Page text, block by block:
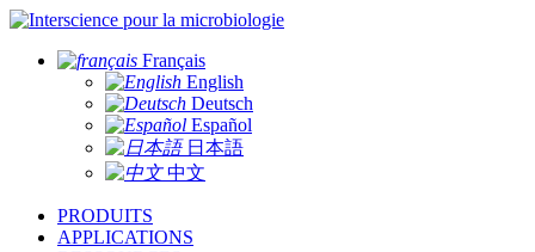
pour la microbiologie
Français
English
Deutsch
Español
日本語
中文
PRODUITS
APPLICATIONS